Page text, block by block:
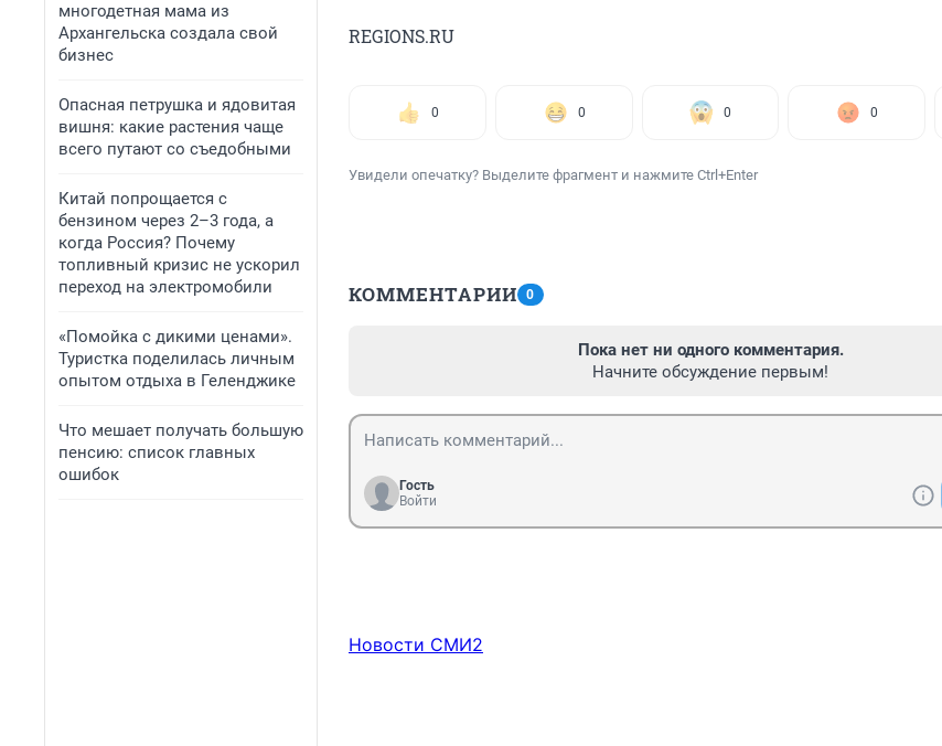
многодетная мама из
Архангельска создала свой
бизнес
Опасная петрушка и ядовитая
вишня: какие растения чаще
всего путают со съедобными
Китай попрощается с
бензином через 2–3 года, а
когда Россия? Почему
топливный кризис не ускорил
переход на электромобили
«Помойка с дикими ценами».
Туристка поделилась личным
опытом отдыха в Геленджике
Что мешает получать большую
пенсию: список главных
ошибок
REGIONS.RU
0 0 0 0
Увидели опечатку? Выделите фрагмент и нажмите Ctrl+Enter
КОММЕНТАРИИ 0
Пока нет ни одного комментария.
Начните обсуждение первым!
Гость
Войти
Новости СМИ2